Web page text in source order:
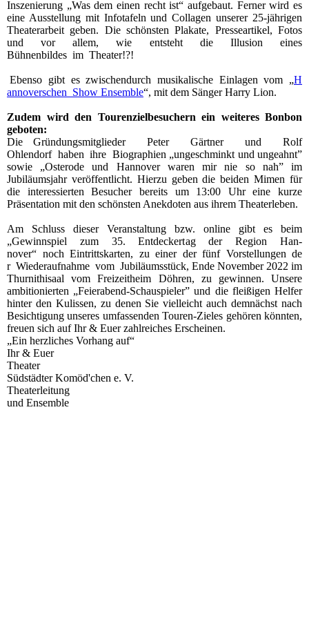
Inszenierung „Was dem einen recht ist“ aufgebaut. Ferner wird es
eine Ausstellung mit Infotafeln und Collagen unserer 25-jährigen
Theaterarbeit geben. Die schönsten Plakate, Presseartikel, Fotos
und vor allem, wie entsteht die Illusion eines
Bühnenbildes im Theater!?!
Ebenso gibt es zwischendurch musikalische Einlagen vom „H
annoverschen Show Ensemble“, mit dem Sänger Harry Lion.
Zudem wird den Tourenzielbesuchern ein weiteres Bonbon
geboten:
Die Gründungsmitglieder Peter Gärtner und Rolf
Ohlendorf haben ihre Biographien „ungeschminkt und ungeahnt”
sowie „Osterode und Hannover waren mir nie so nah” im
Jubiläumsjahr veröffentlicht. Hierzu geben die beiden Mimen für
die interessierten Besucher bereits um 13:00 Uhr eine kurze
Präsentation mit den schönsten Anekdoten aus ihrem Theaterleben.
Am Schluss dieser Veranstaltung bzw. online gibt es beim
„Gewinnspiel zum 35. Entdeckertag der Region Han-
nover“ noch Eintrittskarten, zu einer der fünf Vorstellungen de
r Wiederaufnahme vom Jubiläumsstück, Ende November 2022 im
Thurnithisaal vom Freizeitheim Döhren, zu gewinnen. Unsere
ambitionierten „Feierabend-Schauspieler” und die fleißigen Helfer
hinter den Kulissen, zu denen Sie vielleicht auch demnächst nach
Besichtigung unseres umfassenden Touren-Zieles gehören könnten,
freuen sich auf Ihr & Euer zahlreiches Erscheinen.
„Ein herzliches Vorhang auf“
Ihr & Euer
Theater
Südstädter Komöd'chen e. V.
Theaterleitung
und Ensemble